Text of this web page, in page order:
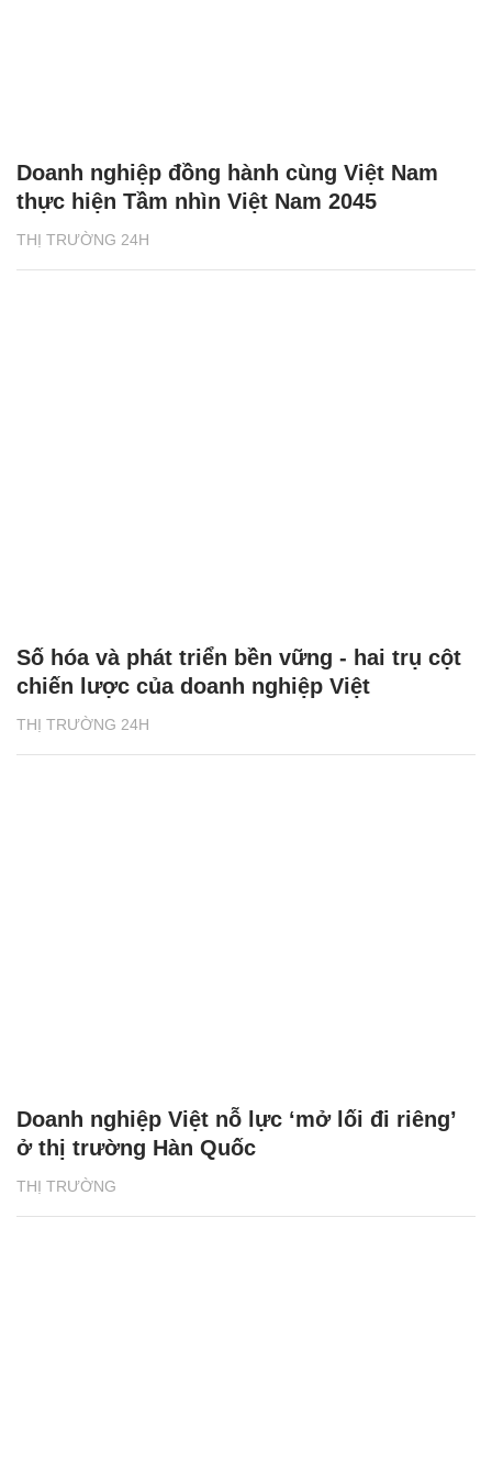
THỊ TRƯỜNG 24H
Doanh nghiệp đồng hành cùng Việt Nam
thực hiện Tầm nhìn Việt Nam 2045
THỊ TRƯỜNG 24H
Số hóa và phát triển bền vững - hai trụ cột
chiến lược của doanh nghiệp Việt
THỊ TRƯỜNG
Doanh nghiệp Việt nỗ lực ‘mở lối đi riêng’
ở thị trường Hàn Quốc